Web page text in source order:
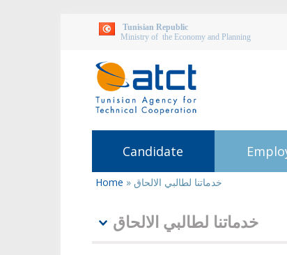
Tunisian Republic
Ministry of the Economy and Planning
Candidate
You
here
Home » خدماتنا لطالبي الالحاق
خدماتنا لطالبي الالحاق